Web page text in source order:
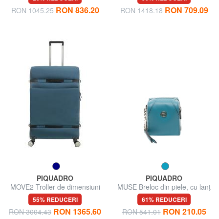
RON 1045.25 RON 836.20 RON 1418.18 RON 709.09
PIQUADRO
MOVE2 Troller de dimensiuni
mari
55% REDUCERI
RON 3004.43 RON 1365.60
PIQUADRO
MUSE Breloc din piele, cu lanț
61% REDUCERI
RON 541.01 RON 210.05